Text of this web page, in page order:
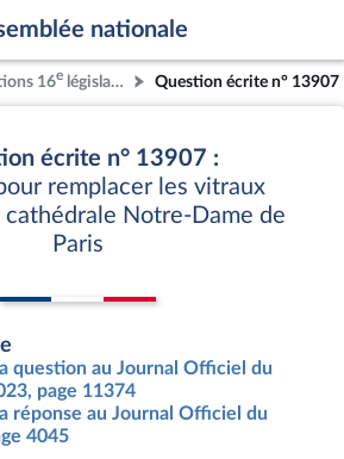
nationale
16e législature Question écrite n° 13907
écrite n° 13907 :
remplacer les vitraux
cathédrale Notre-Dame de
Paris
question au Journal Officiel du
page 11374
réponse au Journal Officiel du
4045